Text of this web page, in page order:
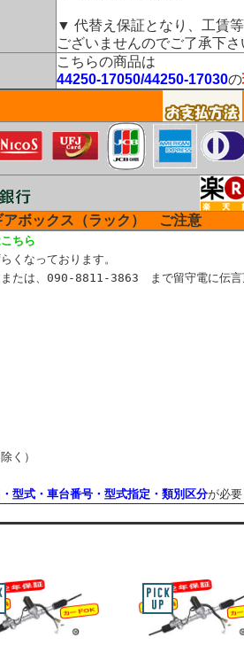
▼ 代替え保証となり、工賃
ございませんのでご了承下さ
こちらの商品は
44250-17050/44250-17030の
アボックス（ラック） ご注意
ちら
くなっております。
または、090-8811-3863 まで留守電に伝言
く）
型式・車台番号・型式指定・類別区分が必